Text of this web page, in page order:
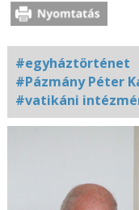
#egyháztörténet
#Pázmány Péter
#vatikáni